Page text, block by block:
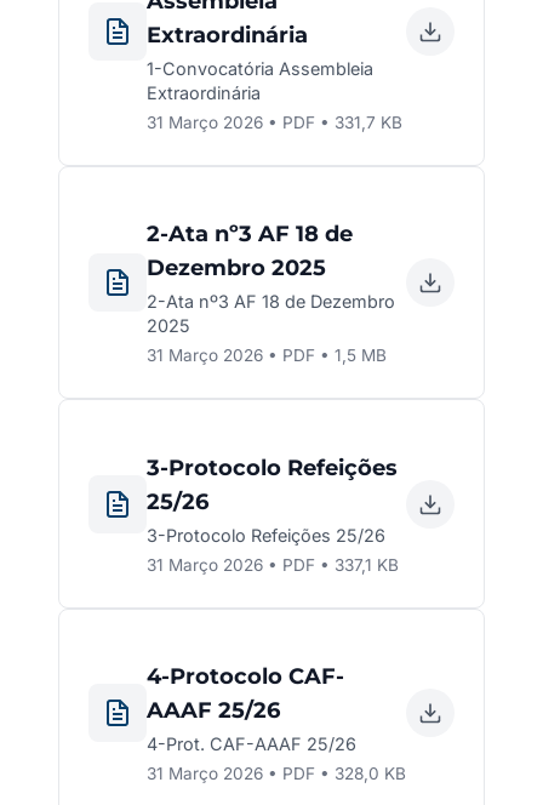
Extraordinária
1-Convocatória Assembleia
Extraordinária
31 Março 2026 • PDF • 331,7 KB
2-Ata nº3 AF 18 de
Dezembro 2025
2-Ata nº3 AF 18 de Dezembro
2025
31 Março 2026 • PDF • 1,5 MB
3-Protocolo Refeições
25/26
3-Protocolo Refeições 25/26
31 Março 2026 • PDF • 337,1 KB
4-Protocolo CAF-
AAAF 25/26
4-Prot. CAF-AAAF 25/26
31 Março 2026 • PDF • 328,0 KB